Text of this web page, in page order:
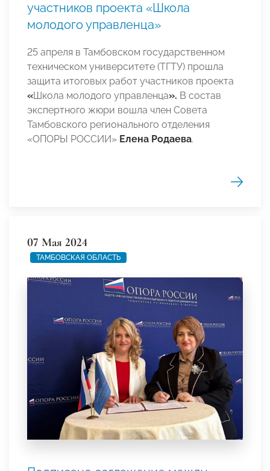
участников проекта «Школа
молодого управленца»
25 апреля в Тамбовском государственном
техническом университете (ТГТУ) прошла
защита итоговых работ участников проекта
«Школа молодого управленца». В состав
экспертного жюри вошла член Совета
Тамбовского регионального отделения
«ОПОРЫ РОССИИ» Елена Родаева.
07 Мая 2024
ТАМБОВСКАЯ ОБЛАСТЬ